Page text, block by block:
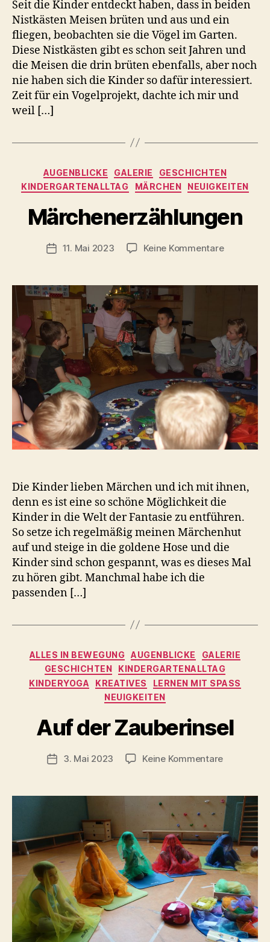
Seit die Kinder entdeckt haben, dass in beiden
Nistkästen Meisen brüten und aus und ein
fliegen, beobachten sie die Vögel im Garten.
Diese Nistkästen gibt es schon seit Jahren und
die Meisen die drin brüten ebenfalls, aber noch
nie haben sich die Kinder so dafür interessiert.
Zeit für ein Vogelprojekt, dachte ich mir und
weil […]
Kategorien
AUGENBLICKE GALERIE
GESCHICHTEN
KINDERGARTENALLTAG
MÄRCHEN NEUIGKEITEN
Märchenerzählungen
Beitragsautor
V
n
C
ri
a
Veröffentlichungsdatum
11. Mai 2023 Keine Kommentarezu
Die Kinder lieben Märchen und ich mit ihnen,
denn es ist eine so schöne Möglichkeit die
Kinder in die Welt der Fantasie zu entführen.
So setze ich regelmäßig meinen Märchenhut
auf und steige in die goldene Hose und die
Kinder sind schon gespannt, was es dieses Mal
zu hören gibt. Manchmal habe ich die
passenden […]
Kategorien
ALLES IN BEWEGUNG AUGENBLICKE
GALERIE
GESCHICHTEN
KINDERGARTENALLTAG
KINDERYOGA
KREATIVES
LERNEN MIT SPASS
NEUIGKEITEN
Auf der Zauberinsel
Beitragsautor
V
n
C
ri
a
Veröffentlichungsdatum
3. Mai 2023 Keine Kommentarezu